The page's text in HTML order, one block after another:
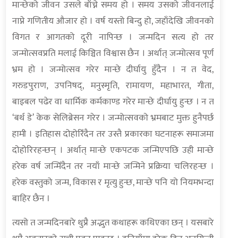
मान्छेको जीवन उसले बाँच्ने समय हो । समय उसको जीवनलाई
नाप्ने गणितीय औजार हो । वर्ष यस्तो बिन्दु हो, जहाँदेखि जीवनको
विगत र आगतको दूरी नापिन्छ । जन्मदिन सत्य हो तर
जन्मोत्सवप्रति मलाई किञ्चित विश्वास छैन । अर्थात् जन्मोत्सव पूर्ण
भ्रम हो । जन्मोत्सव गरेर मान्छे दीर्घायु हुँदैन । न त वेद,
गरुडपुराण, उपनिषद्, मनुस्मृति, रामायण, महाभारत, गीता,
बाइबल पढेर वा धार्मिक कर्मकाण्ड गरेर मान्छे दीर्घायु हुन्छ । न त
‘बर्थ डे’ केक सेलिब्रेसन गरेर । जन्मोत्सवको भ्रमबाट मुक्त हुनैपर्छ
हामी । इतिहास दोहोरिँदैन तर उस्तै प्रकारका घटनाहरू समाजमा
दोहोरिरहन्छन् । अर्थात् मान्छे एकपटक जन्मिएपछि उही मान्छे
हरेक वर्ष जन्मिँदैन तर नयाँ मान्छे जन्मिने प्रक्रिया चलिरहन्छ ।
हरेक वस्तुको जन्म, विकास र मृत्यु हुन्छ, मान्छे पनि यो नियमभन्दा
बाहिर छैन ।
त्यसो त जन्मदिनबारे थुप्रै अद्भुत कथाहरू कथिएका छन् । यसबारे